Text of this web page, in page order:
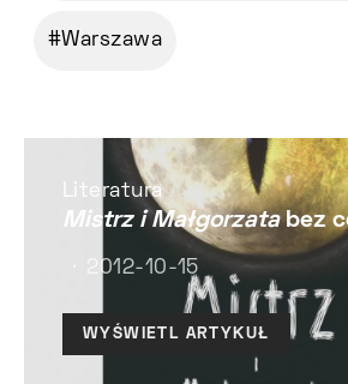
Warszawa
Literatura
Mistrz i Małgorzatabez
2012-10-15
WYŚWIETL ARTYKUŁ